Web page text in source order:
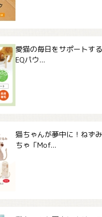
愛猫の毎日をサポートす
EQパウ...
猫ちゃんが夢中に！ねず
ちゃ「Mof...